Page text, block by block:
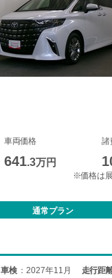
車両価格
641.3万円
諸
※価格は
通常プラン
車検 2027年11月 走行距